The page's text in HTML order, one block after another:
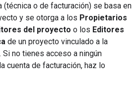
o de facturación) se basa en
y se otorga a los Propietarios
del proyecto o los Editores
de un proyecto vinculado a la
Si no tienes acceso a ningún
cuenta de facturación, haz lo